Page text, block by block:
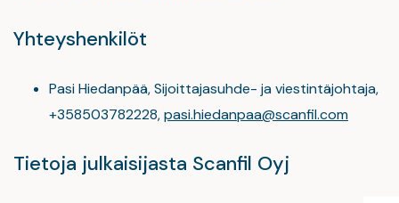
Yhteyshenkilöt
Pasi Hiedanpää, Sijoittajasuhde- ja viestintäjohtaja,
+358503782228,pasi.hiedanpaa@scanfil.com
Tietoja julkaisijasta Scanfil Oyj